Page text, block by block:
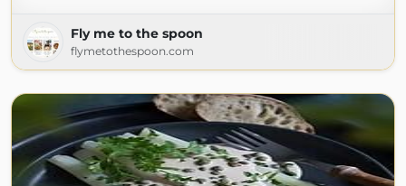
Fly me to the spoon
flymetothespoon.com